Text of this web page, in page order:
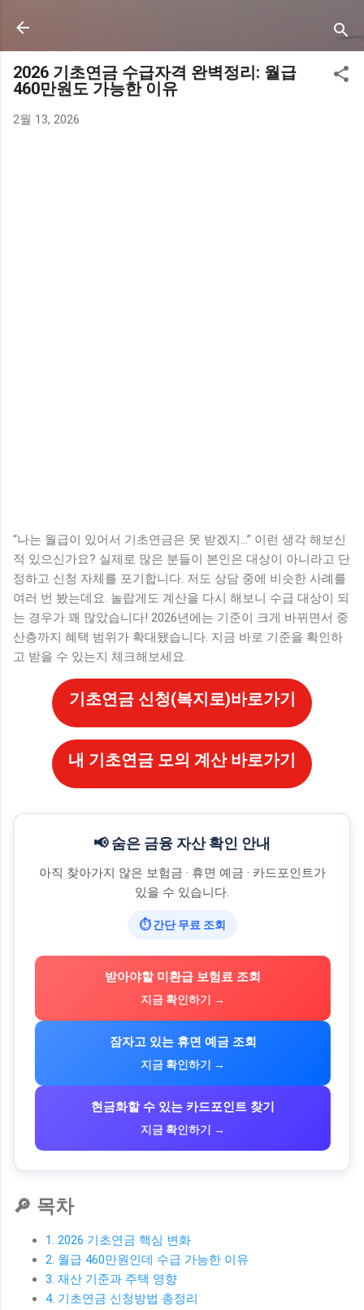
2026 기초연금 수급자격 완벽정리: 월급
460만원도 가능한 이유
2월 13, 2026
“나는 월급이 있어서 기초연금은 못 받겠지…” 이런 생각 해보신
적 있으신가요? 실제로 많은 분들이 본인은 대상이 아니라고 단
정하고 신청 자체를 포기합니다. 저도 상담 중에 비슷한 사례를
여러 번 봤는데요. 놀랍게도 계산을 다시 해보니 수급 대상이 되
는 경우가 꽤 많았습니다! 2026년에는 기준이 크게 바뀌면서 중
산층까지 혜택 범위가 확대됐습니다. 지금 바로 기준을 확인하
고 받을 수 있는지 체크해보세요.
기초연금 신청(복지로)바로가기
내 기초연금 모의 계산 바로가기
📢 숨은 금융 자산 확인 안내
아직 찾아가지 않은 보험금 · 휴면 예금 · 카드포인트가
있을 수 있습니다.
⏱ 간단 무료 조회
받아야할 미환급 보험료 조회
지금 확인하기 →
잠자고 있는 휴면 예금 조회
지금 확인하기 →
현금화할 수 있는 카드포인트 찾기
지금 확인하기 →
🔎 목차
1. 2026 기초연금 핵심 변화
2. 월급 460만원인데 수급 가능한 이유
3. 재산 기준과 주택 영향
4. 기초연금 신청방법 총정리